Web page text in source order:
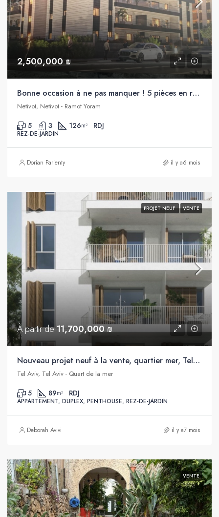
2,500,000 ₪
Bonne occasion à ne pas manquer ! 5 pièces en rez de jardin à vendre, dans projet neuf, Netivot
Netivot, Netivot - Ramot Yoram
5 3 126m² RDJ
REZ-DE-JARDIN
Dorian Parienty il y a6 mois
PROJET NEUF VENTE
À partir de11,700,000 ₪
Nouveau projet neuf à la vente, quartier mer, Tel Aviv
Tel Aviv, Tel Aviv - Quart de la mer
5 89m² RDJ
APPARTEMENT, DUPLEX, PENTHOUSE, REZ-DE-JARDIN
Deborah Avivi il y a7 mois
VENTE